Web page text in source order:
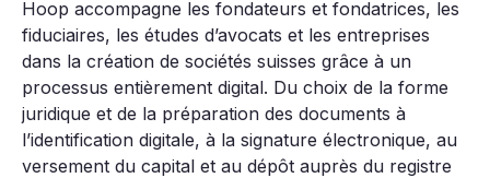
Hoop accompagne les fondateurs et fondatrices, les
fiduciaires, les études d’avocats et les entreprises
dans la création de sociétés suisses grâce à un
processus entièrement digital. Du choix de la forme
juridique et de la préparation des documents à
l’identification digitale, à la signature électronique, au
versement du capital et au dépôt auprès du registre